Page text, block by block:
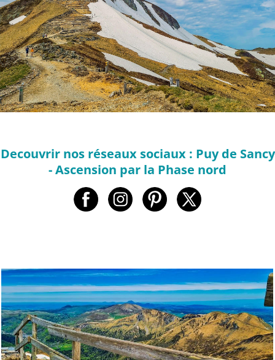
Decouvrir nos réseaux sociaux : Puy de Sancy
- Ascension par la Phase nord